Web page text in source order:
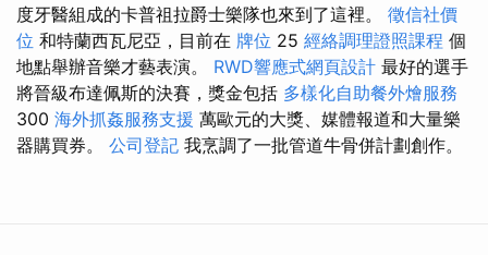
度牙醫組成的卡普祖拉爵士樂隊也來到了這裡。 徵信社價
位 和特蘭西瓦尼亞，目前在 牌位 25 經絡調理證照課程 個
地點舉辦音樂才藝表演。 RWD響應式網頁設計 最好的選手
將晉級布達佩斯的決賽，獎金包括 多樣化自助餐外燴服務
300 海外抓姦服務支援 萬歐元的大獎、媒體報道和大量樂
器購買券。 公司登記 我烹調了一批管道牛骨併計劃創作。